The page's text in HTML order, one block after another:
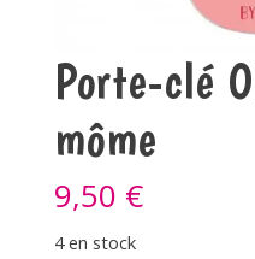
Porte-clé
môme
9,50 €
4 en stock